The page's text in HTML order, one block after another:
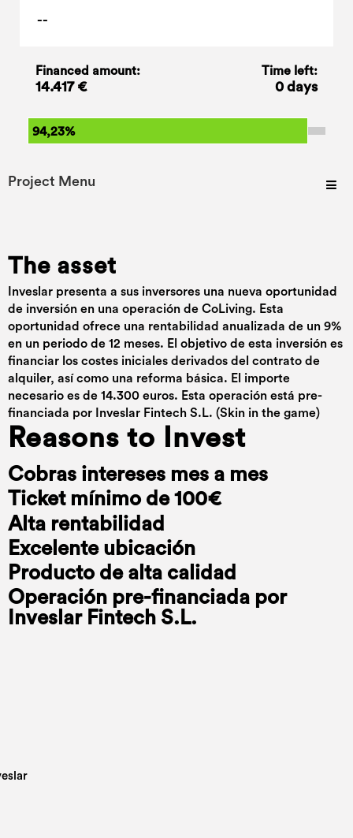
Financed amount:
14.417 €
Time left:
0 days
94,23%
Project Menu
The asset
Inveslar presenta a sus inversores una nueva oportunidad
de inversión en una operación de CoLiving. Esta
oportunidad ofrece una rentabilidad anualizada de un 9%
en un periodo de 12 meses. El objetivo de esta inversión es
financiar los costes iniciales derivados del contrato de
alquiler, así como una reforma básica. El importe
necesario es de 14.300 euros. Esta operación está pre-
financiada por Inveslar Fintech S.L. (Skin in the game)
Reasons to Invest
Cobras intereses mes a mes
Ticket mínimo de 100€
Alta rentabilidad
Excelente ubicación
Producto de alta calidad
Operación pre-financiada por
Inveslar Fintech S.L.